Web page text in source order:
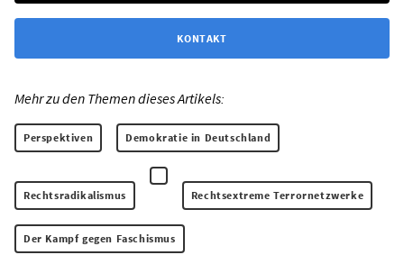
KONTAKT
Mehr zu den Themen dieses Artikels:
Perspektiven Demokratie in Deutschland
Rechtsradikalismus Rechtsextreme Terrornetzwerke
Der Kampf gegen Faschismus